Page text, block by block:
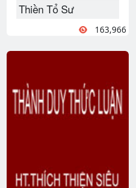
Thiền Tổ Sư
163,966